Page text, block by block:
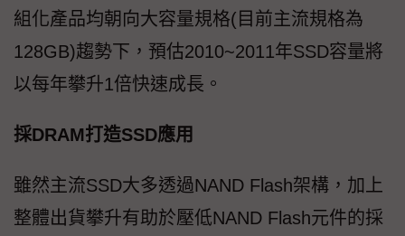
組化產品均朝向大容量規格(目前主流規格為
128GB)趨勢下，預估2010~2011年SSD容量將
以每年攀升1倍快速成長。
採DRAM打造SSD應用
雖然主流SSD大多透過NAND Flash架構，加上
整體出貨攀升有助於壓低NAND Flash元件的採